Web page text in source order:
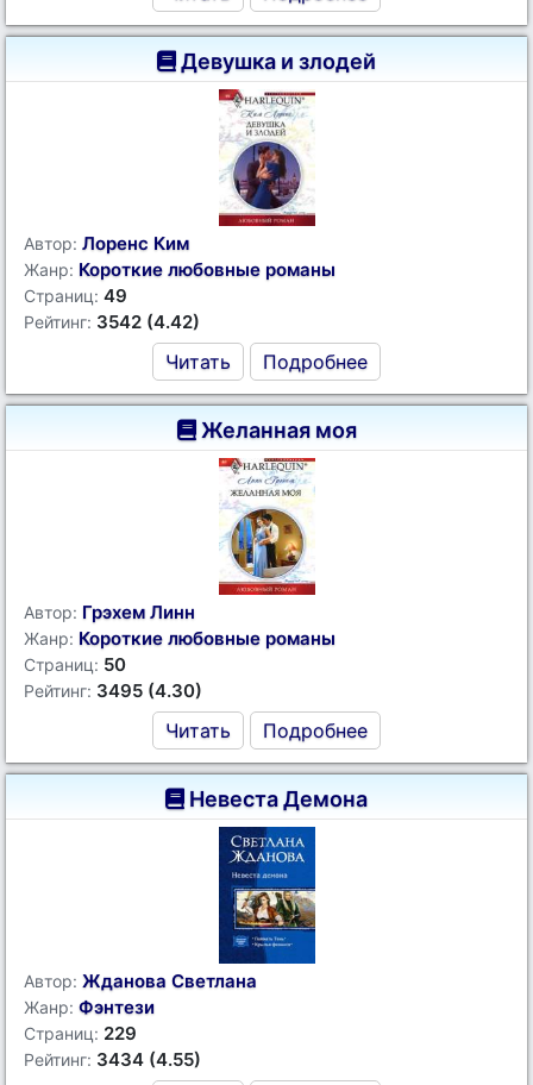
Девушка и злодей
Автор: Лоренс Ким
Жанр: Короткие любовные романы
Страниц: 49
Рейтинг: 3542 (4.42)
Читать Подробнее
Желанная моя
Автор: Грэхем Линн
Жанр: Короткие любовные романы
Страниц: 50
Рейтинг: 3495 (4.30)
Читать Подробнее
Невеста Демона
Автор: Жданова Светлана
Жанр: Фэнтези
Страниц: 229
Рейтинг: 3434 (4.55)